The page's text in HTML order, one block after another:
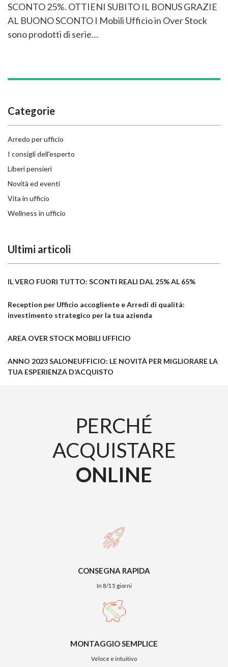
SCONTO 25%. OTTIENI SUBITO IL BONUS GRAZIE
AL BUONO SCONTO I Mobili Ufficio in Over Stock
sono prodotti di serie…
Categorie
Arredo per ufficio
I consigli dell'esperto
Liberi pensieri
Novità ed eventi
Vita in ufficio
Wellness in ufficio
Ultimi articoli
IL VERO FUORI TUTTO: SCONTI REALI DAL 25% AL 65%
Reception per Ufficio accogliente e Arredi di qualità:
investimento strategico per la tua azienda
AREA OVER STOCK MOBILI UFFICIO
ANNO 2023 SALONEUFFICIO: LE NOVITÀ PER MIGLIORARE LA
TUA ESPERIENZA D’ACQUISTO
PERCHÉ
ACQUISTARE
ONLINE
CONSEGNA RAPIDA
In 8/15 giorni
MONTAGGIO SEMPLICE
Veloce e intuitivo